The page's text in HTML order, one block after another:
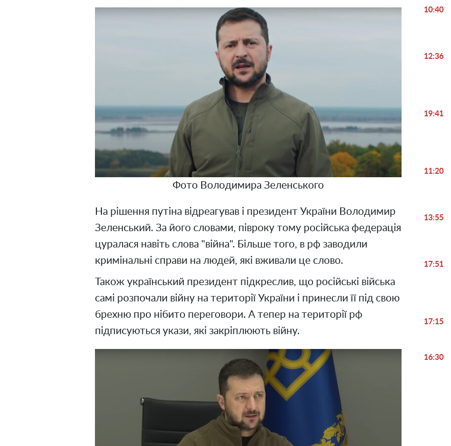
Фото Володимира Зеленського
На рішення путіна відреагував і президент України Володимир
Зеленський. За його словами, півроку тому російська федерація
цуралася навіть слова "війна". Більше того, в рф заводили
кримінальні справи на людей, які вживали це слово.
Також український президент підкреслив, що російські війська
самі розпочали війну на території України і принесли її під свою
брехню про нібито переговори. А тепер на території рф
підписуються укази, які закріплюють війну.
10:40
12:36
19:41
11:20
13:55
17:51
17:15
16:30